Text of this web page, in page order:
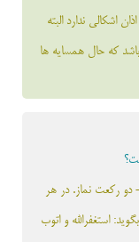
اشکالي ندارد البته
که حال همسايه ها
مستحب شب قدر، دو گونه نماز است: 1- دو رکعت نماز. در هر
حمد، 7بار سوره توحيد و بعد از نماز، 70بار بگويد: استغفرالله و اتوب